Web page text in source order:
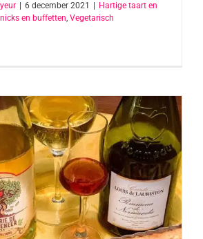
6 december 2021
Hartige taart en
en buffetten, Vegetarisch